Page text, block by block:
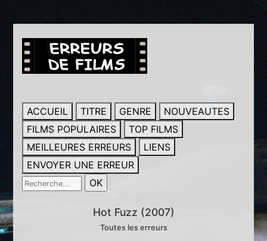
ACCUEIL TITRE GENRE
NOUVEAUTES
FILMS POPULAIRES
TOP FILMS
MEILLEURES ERREURS
LIENS
ENVOYER UNE ERREUR
Hot Fuzz (2007)
Toutes les erreurs